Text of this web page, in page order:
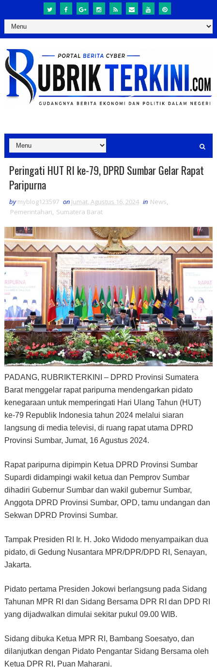
Peringati HUT RI ke-79, DPRD Sumbar Gelar Rapat
Paripurna
by myblog123597 on Jumat, Agustus 16, 2024 in News,
Pemerintahan, Sumatera Barat
PADANG, RUBRIKTERKINI – DPRD Provinsi Sumatera
Barat menggelar rapat paripurna mendengarkan pidato
kenegaraan untuk memperingati Hari Ulang Tahun (HUT)
ke-79 Republik Indonesia tahun 2024 melalui siaran
langsung di media televisi, di ruang rapat utama DPRD
Provinsi Sumbar, Jumat, 16 Agustus 2024.
Rapat paripurna dipimpin Ketua DPRD Provinsi Sumbar
Supardi didampingi wakil ketua dan Pemprov Sumbar
dihadiri Gubernur Sumbar dan wakil gubernur Sumbar,
Anggota DPRD Provinsi Sumbar, OPD, tamu undangan dan
Sekwan DPRD Provinsi Sumbar.
Tampak Presiden RI Ir. H. Joko Widodo menyampaikan dua
pidato, di Gedung Nusantara MPR/DPR/DPD RI, Senayan,
Jakarta.
Pidato pertama Presiden Jokowi berlangsung pada Sidang
Tahunan MPR RI dan Sidang Bersama DPR RI dan DPD RI
yang dijadwalkan dimulai sekitar pukul 09.00 WIB.
Sidang dibuka Ketua MPR RI, Bambang Soesatyo, dan
dilanjutkan dengan Pidato Pengantar Sidang Bersama oleh
Ketua DPR RI, Puan Maharani.